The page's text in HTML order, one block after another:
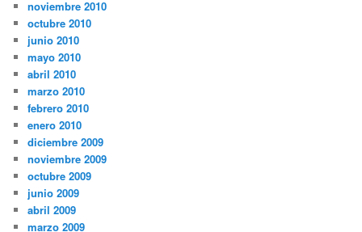
noviembre 2010
octubre 2010
junio 2010
mayo 2010
abril 2010
marzo 2010
febrero 2010
enero 2010
diciembre 2009
noviembre 2009
octubre 2009
junio 2009
abril 2009
marzo 2009